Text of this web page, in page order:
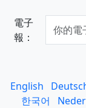
電子
報：
English
한국어